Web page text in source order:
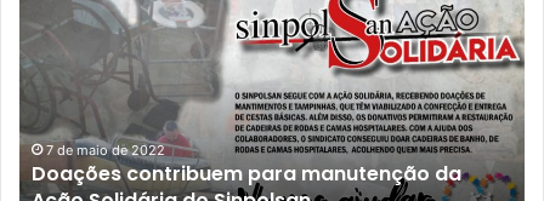
7 de maio de 2022
Doações contribuem para manutenção da